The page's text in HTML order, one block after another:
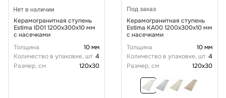
Керамогранитная ступень
Estima ID01 1200x300x10 мм
с насечками
Толщина
10 мм
Количество в упаковке, шт 4
Размер, см
120x30
Под заказ
Керамогранитная ступень
Estima KA00 1200x300x10 мм
с насечками
Толщина
10 мм
Количество в упаковке, шт 4
Размер, см
120x30